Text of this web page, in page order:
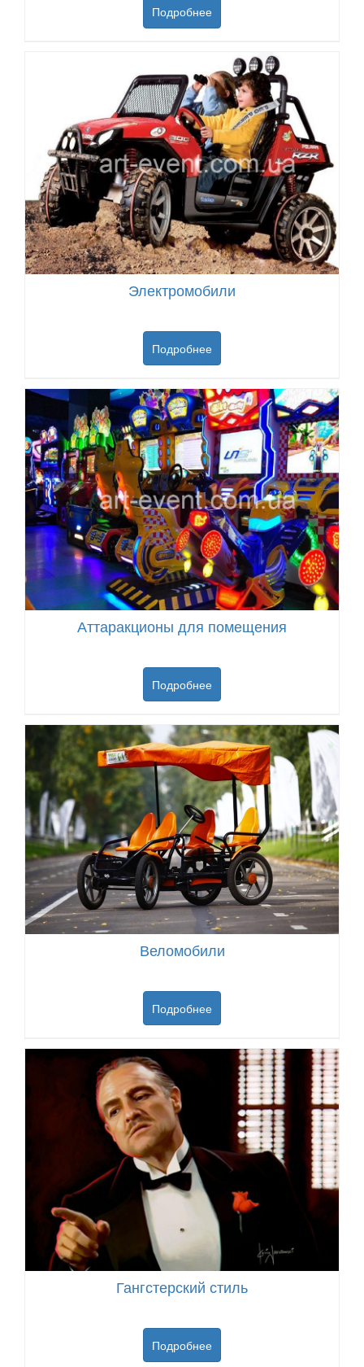
Подробнее
Электромобили
Подробнее
Аттаракционы для помещения
Подробнее
Веломобили
Подробнее
Гангстерский стиль
Подробнее